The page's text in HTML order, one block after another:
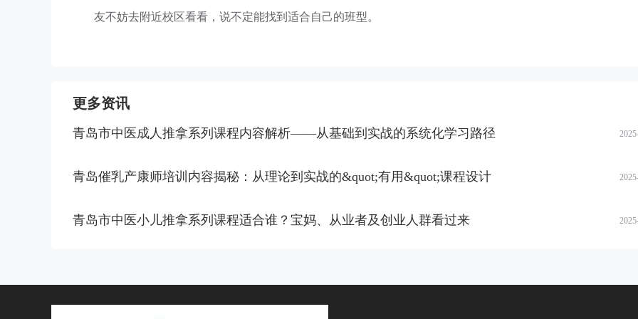
友不妨去附近校区看看，说不定能找到适合自己的班型。
更多资讯
青岛市中医成人推拿系列课程内容解析——从基础到实战的系统化学习路径
青岛催乳产康师培训内容揭秘：从理论到实战的&quot;有用&quot;课程设计
青岛市中医小儿推拿系列课程适合谁？宝妈、从业者及创业人群看过来